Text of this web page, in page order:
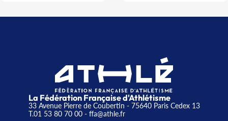
La Fédération Française d'Athlétisme
33 Avenue Pierre de Coubertin - 75640 Paris Cedex 13
T.01 53 80 70 00- ffa@athle.fr